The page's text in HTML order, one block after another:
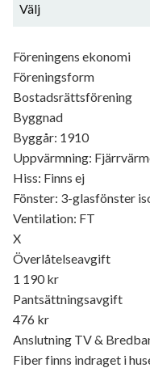
Välj
Föreningens ekonomi
Föreningsform
Bostadsrättsförening
Byggnad
Byggår: 1910
Uppvärmning:
Hiss: Finns ej
Fönster: 3-glasfönster
Ventilation: FT
X
Överlåtelseavgift
1 190 kr
Pantsättningsavgift
476 kr
Anslutning TV &
Fiber finns indraget i